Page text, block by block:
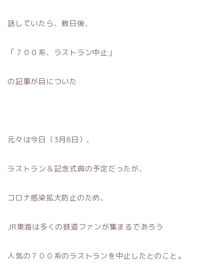
話していたら、数日後、
「７００系、ラストラン中止」
の記事が目についた
元々は今日（3月8日）、
ラストラン＆記念式典の予定だったが、
コロナ感染拡大防止のため、
JR東海は多くの鉄道ファンが集まるであろう
人気の７００系のラストランを中止したとのこと。